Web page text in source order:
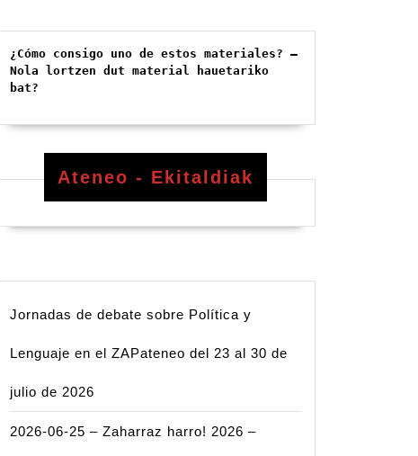
¿Cómo consigo uno de estos materiales? –
Nola lortzen dut material hauetariko
bat?
Ateneo - Ekitaldiak
Jornadas de debate sobre Política y
Lenguaje en el ZAPateneo del 23 al 30 de
julio de 2026
2026-06-25 – Zaharraz harro! 2026 –